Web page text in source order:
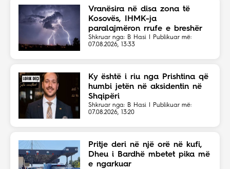
Vranësira në disa zona të
Kosovës, IHMK-ja
paralajmëron rrufe e breshër
Shkruar nga: B Hasi | Publikuar më:
07.08.2026, 13:33
Ky është i riu nga Prishtina që
humbi jetën në aksidentin në
Shqipëri
Shkruar nga: B Hasi | Publikuar më:
07.08.2026, 13:20
Pritje deri në një orë në kufi,
Dheu i Bardhë mbetet pika më
e ngarkuar